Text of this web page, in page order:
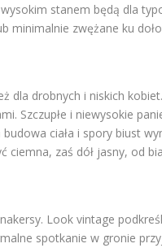
stanem będą dla
minimalnie zwężane ku
dla drobnych i niskich
Szczupłe i niewysokie
ciała i spory biust
ciemna, zaś dół jasny, od
Look vintage
spotkanie w gronie